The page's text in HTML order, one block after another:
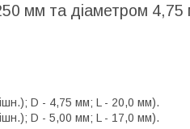
мм та діаметром 4,75
D - 4,75 мм; L - 20,0 мм).
D - 5,00 мм; L - 17,0 мм).